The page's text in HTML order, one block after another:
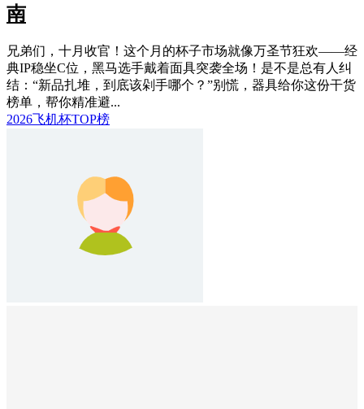
南
兄弟们，十月收官！这个月的杯子市场就像万圣节狂欢——经
典IP稳坐C位，黑马选手戴着面具突袭全场！是不是总有人纠
结：“新品扎堆，到底该剁手哪个？”别慌，器具给你这份干货
榜单，帮你精准避...
2026飞机杯TOP榜